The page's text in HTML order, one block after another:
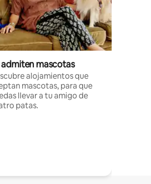
admiten mascotas
alojamientos que
mascotas, para que
llevar a tu amigo de
patas.